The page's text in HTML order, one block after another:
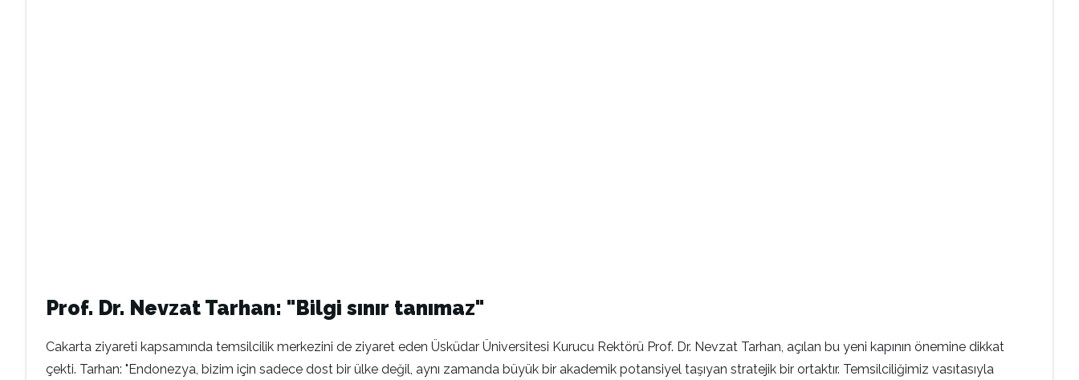
Prof. Dr. Nevzat Tarhan: "Bilgi sınır tanımaz"
Cakarta ziyareti kapsamında temsilcilik merkezini de ziyaret eden Üsküdar Üniversitesi Kurucu Rektörü Prof. Dr. Nevzat Tarhan, açılan bu yeni kapının önemine dikkat
çekti. Tarhan: "Endonezya, bizim için sadece dost bir ülke değil, aynı zamanda büyük bir akademik potansiyel taşıyan stratejik bir ortaktır. Temsilciliğimiz vasıtasıyla